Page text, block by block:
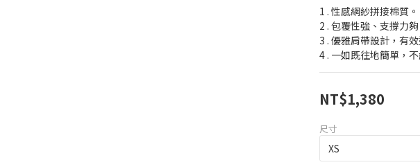
1 . 性感網紗拼接棉質。
2 . 包覆性強、支撐力
3 . 優雅肩帶設計，有
4 . 一如既往地簡單，
NT$1,380
尺寸